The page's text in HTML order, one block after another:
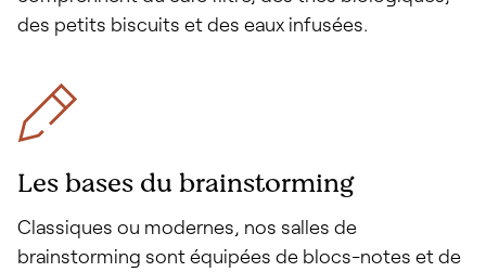
des petits biscuits et des eaux infusées.
Les bases du brainstorming
Classiques ou modernes, nos salles de
brainstorming sont équipées de blocs-notes et de